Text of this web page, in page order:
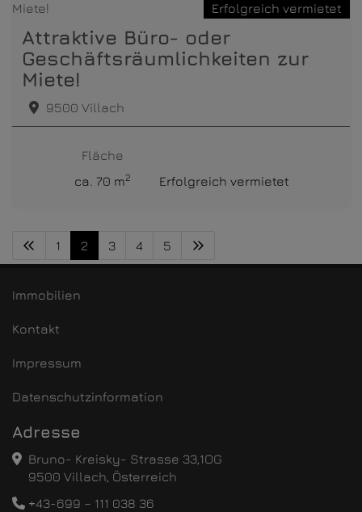
Erfolgreich vermietet
Attraktive Büro- oder
Geschäftsräumlichkeiten zur
Miete!
9500 Villach
Fläche
ca. 70 m2 Erfolgreich vermietet
1 2 3 4 5
Immobilien
Kontakt
Impressum
Datenschutzinformation
Adresse
Bruno- Kreisky- Strasse 33,1OG
9500 Villach, Österreich
+43-699 – 111 038 36